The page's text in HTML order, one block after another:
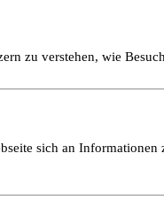
zu verstehen, wie
sich an